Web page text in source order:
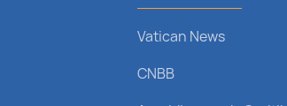
Vatican News
CNBB